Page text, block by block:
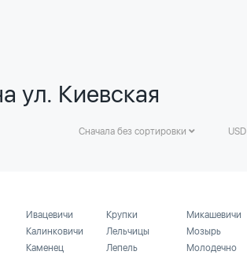
ул. Киевская
Сначала без сортировки USD
Ивацевичи
Калинковичи
Каменец
Крупки
Лельчицы
Лепель
Микашевичи
Мозырь
Молодечно